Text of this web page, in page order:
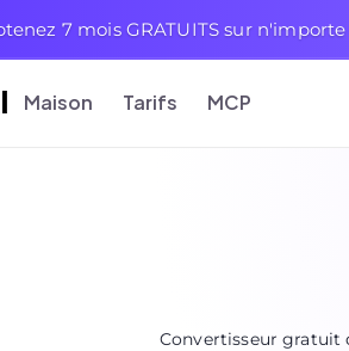
7 mois GRATUITS sur
Maison Tarifs MCP
Convertisseur gratuit